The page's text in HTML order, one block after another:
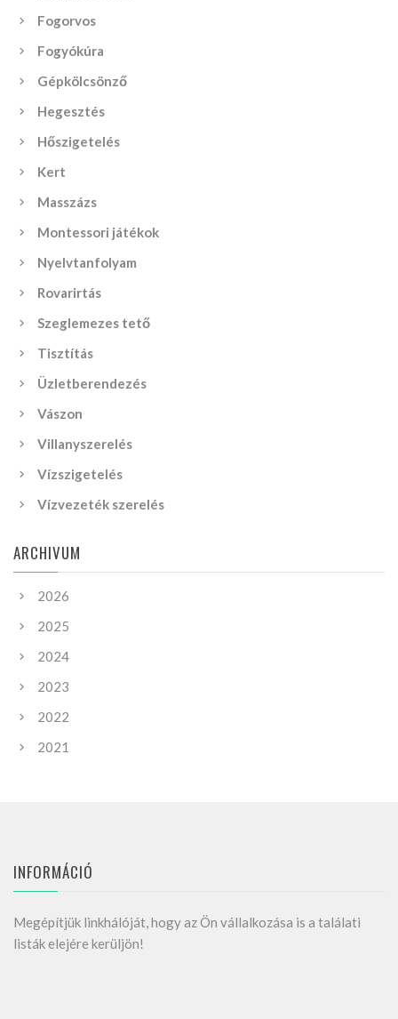
Fogorvos
Fogyókúra
Gépkölcsönző
Hegesztés
Hőszigetelés
Kert
Masszázs
Montessori játékok
Nyelvtanfolyam
Rovarirtás
Szeglemezes tető
Tisztítás
Üzletberendezés
Vászon
Villanyszerelés
Vízszigetelés
Vízvezeték szerelés
ARCHIVUM
2026
2025
2024
2023
2022
2021
INFORMÁCIÓ
Megépítjük linkhálóját, hogy az Ön vállalkozása is a találati
listák elejére kerüljön!